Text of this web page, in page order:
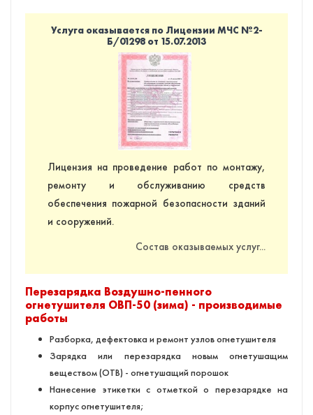
Услуга оказывается по Лицензии МЧС №2-
Б/01298 от 15.07.2013
Лицензия на проведение работ по монтажу,
ремонту и обслуживанию средств
обеспечения пожарной безопасности зданий
и сооружений.
Состав оказываемых услуг...
Перезарядка Воздушно-пенного
огнетушителя ОВП-50 (зима) - производимые
работы
Разборка, дефектовка и ремонт узлов огнетушителя
Зарядка или перезарядка новым огнетушащим
веществом (ОТВ) - огнетушащий порошок
Нанесение этикетки с отметкой о перезарядке на
корпус огнетушителя;